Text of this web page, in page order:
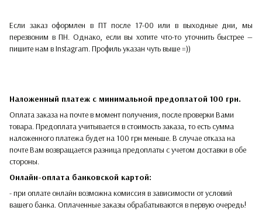
Если заказ оформлен в ПТ после 17-00 или в выходные дни, мы
перезвоним в ПН. Однако, если вы хотите что-то уточнить быстрее —
пишите нам в Instagram. Профиль указан чуть выше =))
Наложенный платеж с минимальной предоплатой 100 грн.
Оплата заказа на почте в момент получения, после проверки Вами
товара. Предоплата учитывается в стоимость заказа, то есть сумма
наложенного платежа будет на 100 грн меньше. В случае отказа на
почте Вам возвращается разница предоплаты с учетом доставки в обе
стороны.​​
Онлайн-оплата банковской картой:
- при оплате онлайн возможна комиссия в зависимости от условий
вашего банка. Оплаченные заказы обрабатываются в первую очередь!